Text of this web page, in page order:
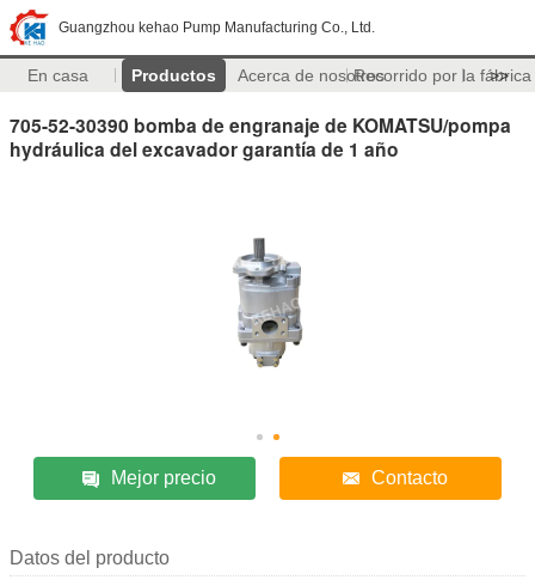
Guangzhou kehao Pump Manufacturing Co., Ltd.
En casa Productos Acerca de nosotrosRecorrido por la fábrica
>>
705-52-30390 bomba de engranaje de KOMATSU/pompa
hydráulica del excavador garantía de 1 año
Mejor precio Contacto
Datos del producto